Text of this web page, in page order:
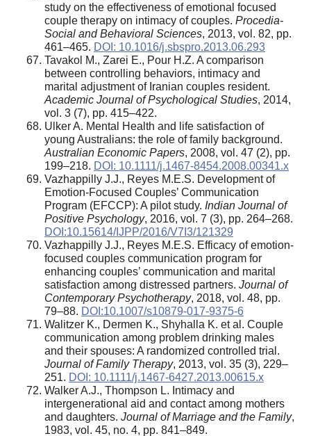
study on the effectiveness of emotional focused
couple therapy on intimacy of couples. Procedia-
Social and Behavioral Sciences, 2013, vol. 82, pp.
461–465. DOI: 10.1016/j.sbspro.2013.06.293
Tavakol M., Zarei E., Pour H.Z. A comparison
between controlling behaviors, intimacy and
marital adjustment of Iranian couples resident.
Academic Journal of Psychological Studies, 2014,
vol. 3 (7), pp. 415–422.
Ulker A. Mental Health and life satisfaction of
young Australians: the role of family background.
Australian Economic Papers, 2008, vol. 47 (2), pp.
199–218. DOI: 10.1111/j.1467-8454.2008.00341.x
Vazhappilly J.J., Reyes M.E.S. Development of
Emotion-Focused Couples’ Communication
Program (EFCCP): A pilot study. Indian Journal of
Positive Psychology, 2016, vol. 7 (3), pp. 264–268.
DOI:10.15614/IJPP/2016/V7I3/121329
Vazhappilly J.J., Reyes M.E.S. Efficacy of emotion-
focused couples communication program for
enhancing couples’ communication and marital
satisfaction among distressed partners. Journal of
Contemporary Psychotherapy, 2018, vol. 48, pp.
79–88. DOI:10.1007/s10879-017-9375-6
Walitzer K., Dermen K., Shyhalla K. et al. Couple
communication among problem drinking males
and their spouses: A randomized controlled trial.
Journal of Family Therapy, 2013, vol. 35 (3), 229–
251. DOI: 10.1111/j.1467-6427.2013.00615.x
Walker A.J., Thompson L. Intimacy and
intergenerational aid and contact among mothers
and daughters. Journal of Marriage and the Family,
1983, vol. 45, no. 4, pp. 841–849.